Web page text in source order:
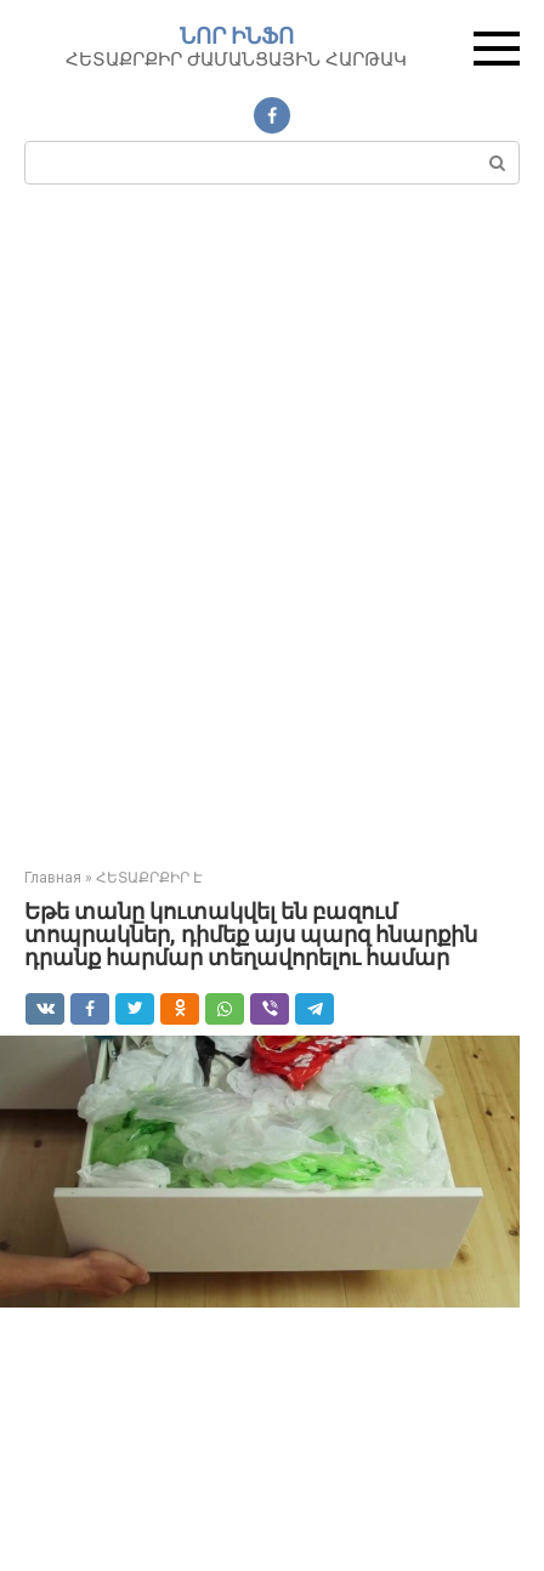
контенту
ՆՈՐ ԻՆՖՈ
ՀԵՏԱՔՐՔԻՐ ԺԱՄԱՆՑԱՅԻՆ ՀԱՐԹԱԿ
Поиск:
Главная » ՀԵՏԱՔՐՔԻՐ Է
Եթե տանը կուտակվել են բազում
տոպրակներ, դիմեք այս պարզ հնարքին
դրանք հարմար տեղավորելու համար